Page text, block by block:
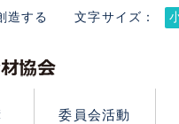
造する 文字サイズ：
委員会活動